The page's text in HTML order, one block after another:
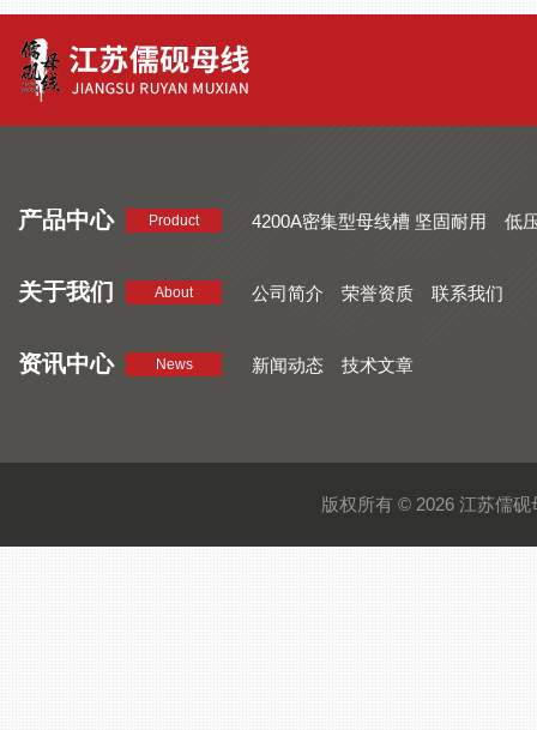
产品中心 Product 4200A密集型母线槽 坚固耐用
低
关于我们 About 公司简介 荣誉资质 联系我们
资讯中心 News 新闻动态 技术文章
版权所有 © 2026 江苏儒